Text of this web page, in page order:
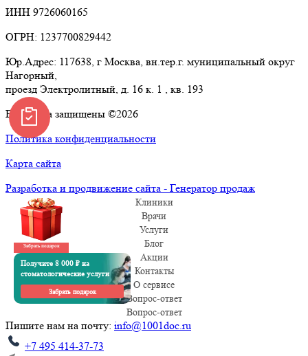
ИНН 9726060165
ОГРН: 1237700829442
Юр.Адрес: 117638, г Москва, вн.тер.г. муниципальный округ
Нагорный,
проезд Электролитный, д. 16 к. 1 , кв. 193
Все права защищены ©2026
Политика конфиденциальности
Карта сайта
Разработка и продвижение сайта - Генератор продаж
Клиники
Врачи
Услуги
Блог
Акции
Контакты
О сервисе
Вопрос-ответ
Вопрос-ответ
Пишите нам на почту: info@1001doc.ru
+7 495 414-37-73
Забрать подарок
Получите 8 000 ₽ на
стоматологические услуги
Забрать подарок